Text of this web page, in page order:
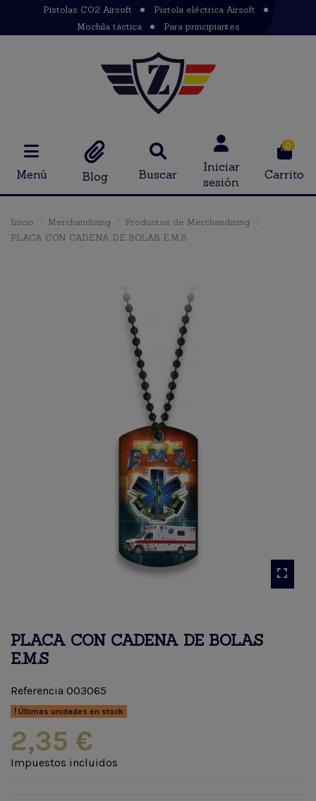
Pistolas CO2 Airsoft
Pistola eléctrica Airsoft
Mochila táctica
Para principiantes
Menú Blog Buscar
Iniciar
sesión
0
Carrito
Inicio Merchandising
Productos de Merchandising
PLACA CON CADENA DE BOLAS E.M.S
PLACA CON CADENA DE BOLAS
E.M.S
Referencia 003065
Últimas unidades en stock
2,35 €
Impuestos incluidos